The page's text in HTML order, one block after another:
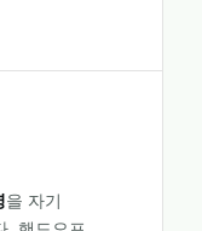
을 자기